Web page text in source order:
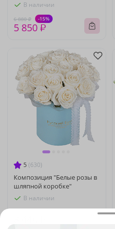
В наличии
6 880 ₽ -15%
5 850 ₽
5 (630)
Композиция "Белые розы в
шляпной коробке"
В наличии